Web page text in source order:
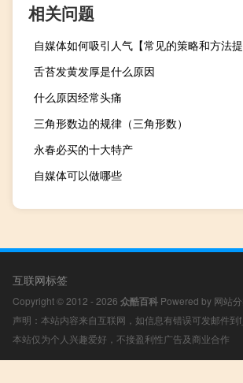
相关问题
自媒体如何吸引人气【常见的策略和方法提
舌苔发黄发厚是什么原因
什么原因经常头痛
三角形数边的规律（三角形数）
永春必买的十大特产
自媒体可以做哪些
互联网标签
Copyright © 2012 - 2026 众酷百科 Powered by 网站
声明：本站内容来自互联网，如信息有错误可发邮件
本站仅为个人兴趣爱好，不接盈利性广告及商业合作